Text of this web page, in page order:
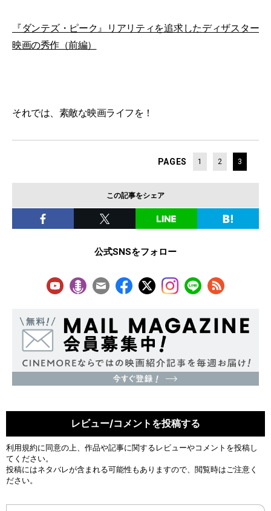
『ダンテズ・ピーク』リアリティを追求したディザスター
映画の秀作（前編）
それでは、素敵な映画ライフを！
PAGES 1 2 3
この記事をシェア
公式SNSをフォロー
レビュー/コメントを投稿する
利用規約に同意の上、作品や記事に関するレビューやコメントを投稿し
てください。
投稿にはネタバレが含まれる可能性もありますので、閲覧時はご注意く
ださい。